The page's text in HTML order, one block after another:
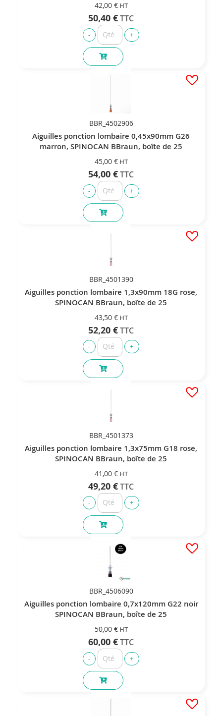
42,00 €
50,40 €
BBR_4502906
Aiguilles ponction lombaire 0,45x90mm G26
marron, SPINOCAN BBraun, boîte de 25
45,00 €
54,00 €
BBR_4501390
Aiguilles ponction lombaire 1,3x90mm 18G rose,
SPINOCAN BBraun, boîte de 25
43,50 €
52,20 €
BBR_4501373
Aiguilles ponction lombaire 1,3x75mm G18 rose,
SPINOCAN BBraun, boîte de 25
41,00 €
49,20 €
BBR_4506090
Aiguilles ponction lombaire 0,7x120mm G22 noir
SPINOCAN BBraun, boîte de 25
50,00 €
60,00 €